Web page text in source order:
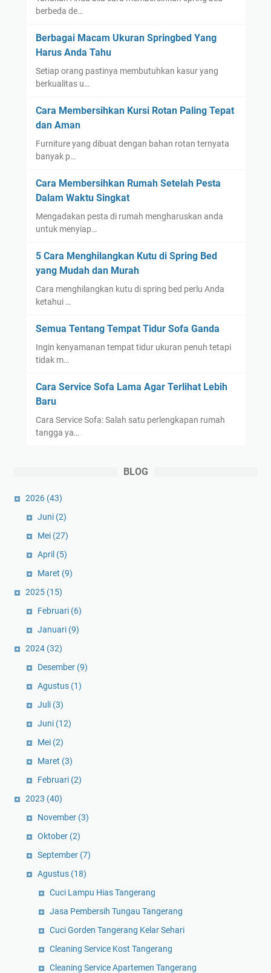
s
r
a
e
berbeda de…
Berbagai Macam Ukuran Springbed Yang
Harus Anda Tahu
Setiap orang pastinya membutuhkan kasur yang
berkualitas u…
Cara Membersihkan Kursi Rotan Paling Tepat
dan Aman
Furniture yang dibuat dengan bahan rotan ternyata
banyak p…
Cara Membersihkan Rumah Setelah Pesta
Dalam Waktu Singkat
Mengadakan pesta di rumah mengharuskan anda
untuk menyiap…
5 Cara Menghilangkan Kutu di Spring Bed
yang Mudah dan Murah
Cara menghilangkan kutu di spring bed perlu Anda
ketahui …
Semua Tentang Tempat Tidur Sofa Ganda
Ingin kenyamanan tempat tidur ukuran penuh tetapi
tidak m…
Cara Service Sofa Lama Agar Terlihat Lebih
Baru
Cara Service Sofa: Salah satu perlengkapan rumah
tangga ya…
BLOG
2026 (43)
Juni (2)
Mei (27)
April (5)
Maret (9)
2025 (15)
Februari (6)
Januari (9)
2024 (32)
Desember (9)
Agustus (1)
Juli (3)
Juni (12)
Mei (2)
Maret (3)
Februari (2)
2023 (40)
November (3)
Oktober (2)
September (7)
Agustus (18)
Cuci Lampu Hias Tangerang
Jasa Pembersih Tungau Tangerang
Cuci Gorden Tangerang Kelar Sehari
Cleaning Service Kost Tangerang
Cleaning Service Apartemen Tangerang